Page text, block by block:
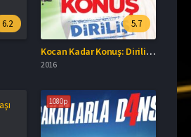
6.2 5.7
Kocan Kadar Konuş: Diriliş 2 Full HD İzle
2016
1080p